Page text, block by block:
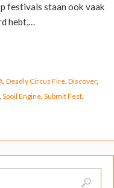
festivals staan ook vaak
hebt,…
, Deadly Circus Fire, Discover,
Spoil Engine, Submit Fest,